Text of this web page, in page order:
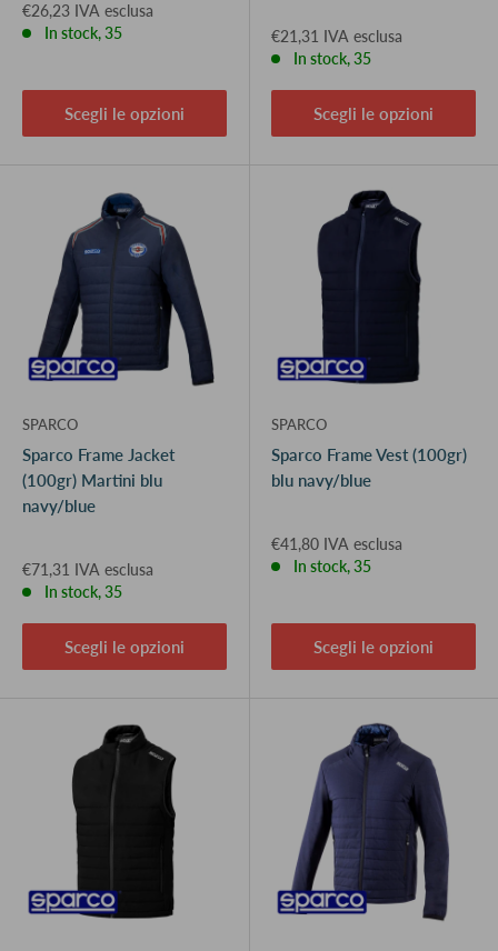
€26,23 IVA esclusa
In stock, 35
Scegli le opzioni
€21,31 IVA esclusa
In stock, 35
Scegli le opzioni
SPARCO
Sparco Frame Jacket
(100gr) Martini blu
navy/blue
€71,31 IVA esclusa
In stock, 35
Scegli le opzioni
SPARCO
Sparco Frame Vest (100gr)
blu navy/blue
€41,80 IVA esclusa
In stock, 35
Scegli le opzioni